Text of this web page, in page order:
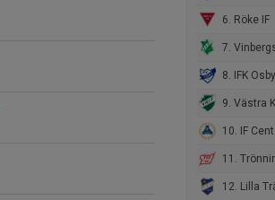
6. Röke IF
7.
8. IFK Osby
9. Västra
10. IF
11.
12. Lilla